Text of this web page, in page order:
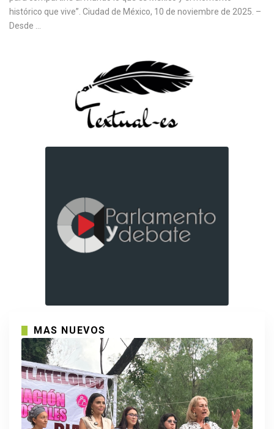
histórico que vive”. Ciudad de México, 10 de noviembre de 2025. –
Desde ...
MAS NUEVOS